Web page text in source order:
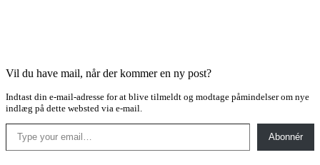
Vil du have mail, når der kommer en ny post?
Indtast din e-mail-adresse for at blive tilmeldt og modtage påmindelser om nye
indlæg på dette websted via e-mail.
Type your email…
Abonnér